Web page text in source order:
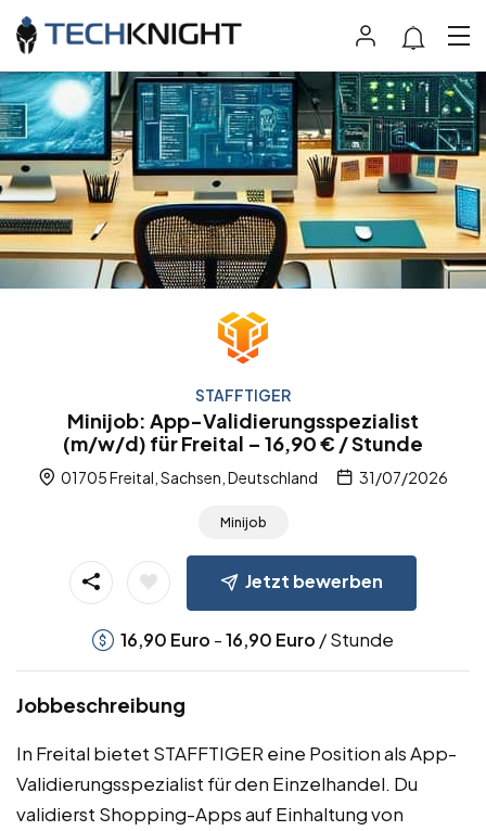
STAFFTIGER
Minijob: App-Validierungsspezialist
(m/w/d) für Freital – 16,90 € / Stunde
01705 Freital, Sachsen, Deutschland 31/07/2026
Minijob
Jetzt bewerben
16,90 Euro -16,90 Euro / Stunde
Jobbeschreibung
In Freital bietet STAFFTIGER eine Position als App-
Validierungsspezialist für den Einzelhandel. Du
validierst Shopping-Apps auf Einhaltung von